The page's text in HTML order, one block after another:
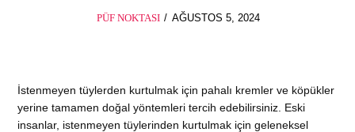
PÜF NOKTASI
POSTED
AĞUSTOS 5, 2024
İstenmeyen tüylerden kurtulmak için pahalı kremler ve köpükler
yerine tamamen doğal yöntemleri tercih edebilirsiniz. Eski
insanlar, istenmeyen tüylerinden kurtulmak için geleneksel